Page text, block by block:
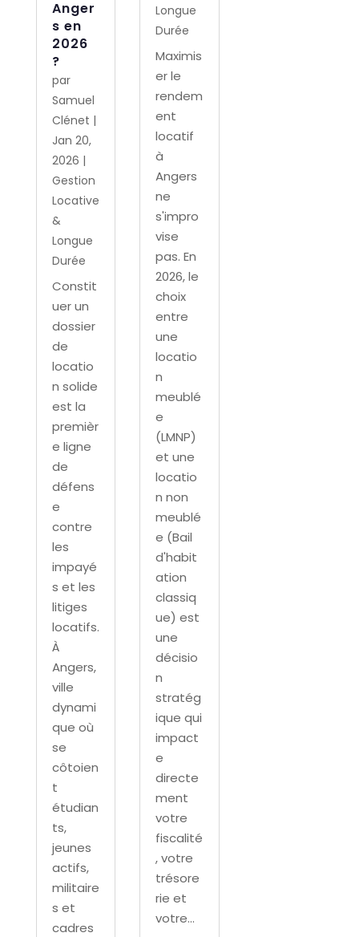
Anger
s en
2026
?
par
Samuel
Clénet |
Jan 20,
2026 |
Gestion
Locative
&
Longue
Durée
Constit
uer un
dossier
de
locatio
n solide
est la
premièr
e ligne
de
défens
e
contre
les
impayé
s et les
litiges
locatifs.
À
Angers,
ville
dynami
que où
se
côtoien
t
étudian
ts,
jeunes
actifs,
militaire
s et
cadres
Longue
Durée
Maximis
er le
rendem
ent
locatif
à
Angers
ne
s'impro
vise
pas. En
2026, le
choix
entre
une
locatio
n
meublé
e
(LMNP)
et une
locatio
n non
meublé
e (Bail
d'habit
ation
classiq
ue) est
une
décisio
n
stratég
ique qui
impact
e
directe
ment
votre
fiscalité
, votre
trésore
rie et
votre...